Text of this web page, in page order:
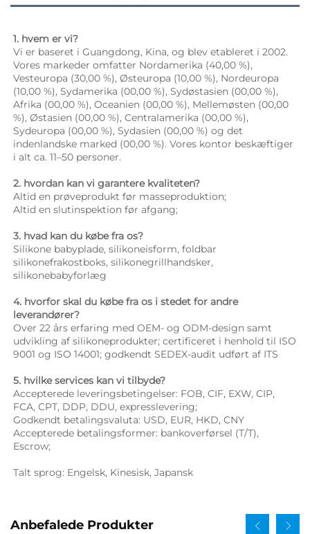
1. hvem er vi?
Vi er baseret i Guangdong, Kina, og blev etableret i 2002.
Vores markeder omfatter Nordamerika (40,00 %),
Vesteuropa (30,00 %), Østeuropa (10,00 %), Nordeuropa
(10,00 %), Sydamerika (00,00 %), Sydøstasien (00,00 %),
Afrika (00,00 %), Oceanien (00,00 %), Mellemøsten (00,00
%), Østasien (00,00 %), Centralamerika (00,00 %),
Sydeuropa (00,00 %), Sydasien (00,00 %) og det
indenlandske marked (00,00 %). Vores kontor beskæftiger
i alt ca. 11–50 personer.
2. hvordan kan vi garantere kvaliteten?
Altid en prøveprodukt før masseproduktion;
Altid en slutinspektion før afgang;
3. hvad kan du købe fra os?
Silikone babyplade, silikoneisform, foldbar
silikonefrakostboks, silikonegrillhandsker,
silikonebabyforlæg
4. hvorfor skal du købe fra os i stedet for andre
leverandører?
Over 22 års erfaring med OEM- og ODM-design samt
udvikling af silikoneprodukter; certificeret i henhold til ISO
9001 og ISO 14001; godkendt SEDEX-audit udført af ITS
5. hvilke services kan vi tilbyde?
Accepterede leveringsbetingelser: FOB, CIF, EXW, CIP,
FCA, CPT, DDP, DDU, expresslevering;
Godkendt betalingsvaluta: USD, EUR, HKD, CNY
Accepterede betalingsformer: bankoverførsel (T/T),
Escrow;
Talt sprog: Engelsk, Kinesisk, Japansk
Anbefalede Produkter